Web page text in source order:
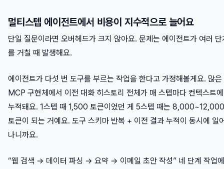
멀티스텝 에이전트에서 비용이 지수적으로 늘어요
단일 질문이라면 오버헤드가 크지 않아요. 문제는 에이전트가 여러 단
를 거칠 때 발생해요.
에이전트가 다섯 번 도구를 부르는 작업을 한다고 가정해볼게요. 많은
MCP 구현체에서 이전 대화 히스토리 전체가 매 스텝마다 컨텍스트에
누적돼요. 1스텝 때 1,500 토큰이었던 게 5스텝 때는 8,000~12,000
토큰이 되는 거예요. 도구 스키마 반복 + 이전 결과 누적이 동시에 일
나니까요.
“웹 검색 → 데이터 파싱 → 요약 → 이메일 초안 작성” 네 단계 작업에